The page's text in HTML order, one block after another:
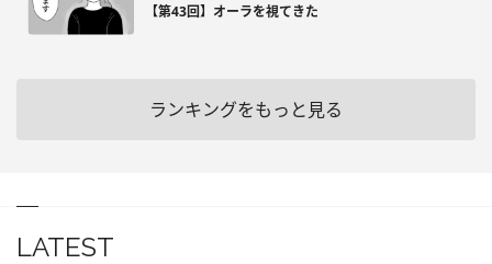
【第43回】オーラを視てきた
ランキングをもっと見る
LATEST